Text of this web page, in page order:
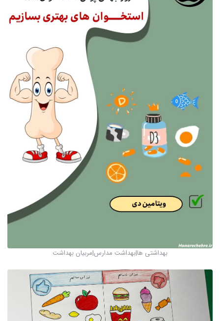
بهداشتی ها|بهداشت مدارس|مربیان بهداشت